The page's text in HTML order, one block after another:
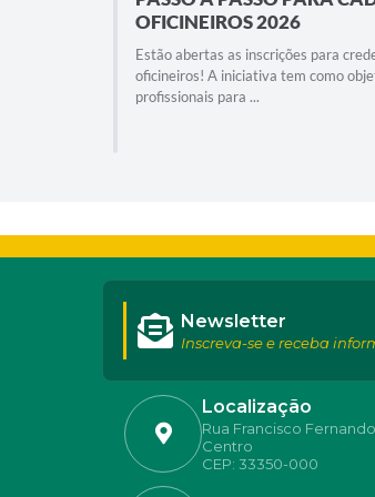
OFICINEIROS 2026
Estão abertas as inscrições para
oficineiros! A iniciativa tem como
profissionais para ...
Localização
Rua Francisco
Centro
CEP: 33350-000
Newsletter
Inscreva-se e receba